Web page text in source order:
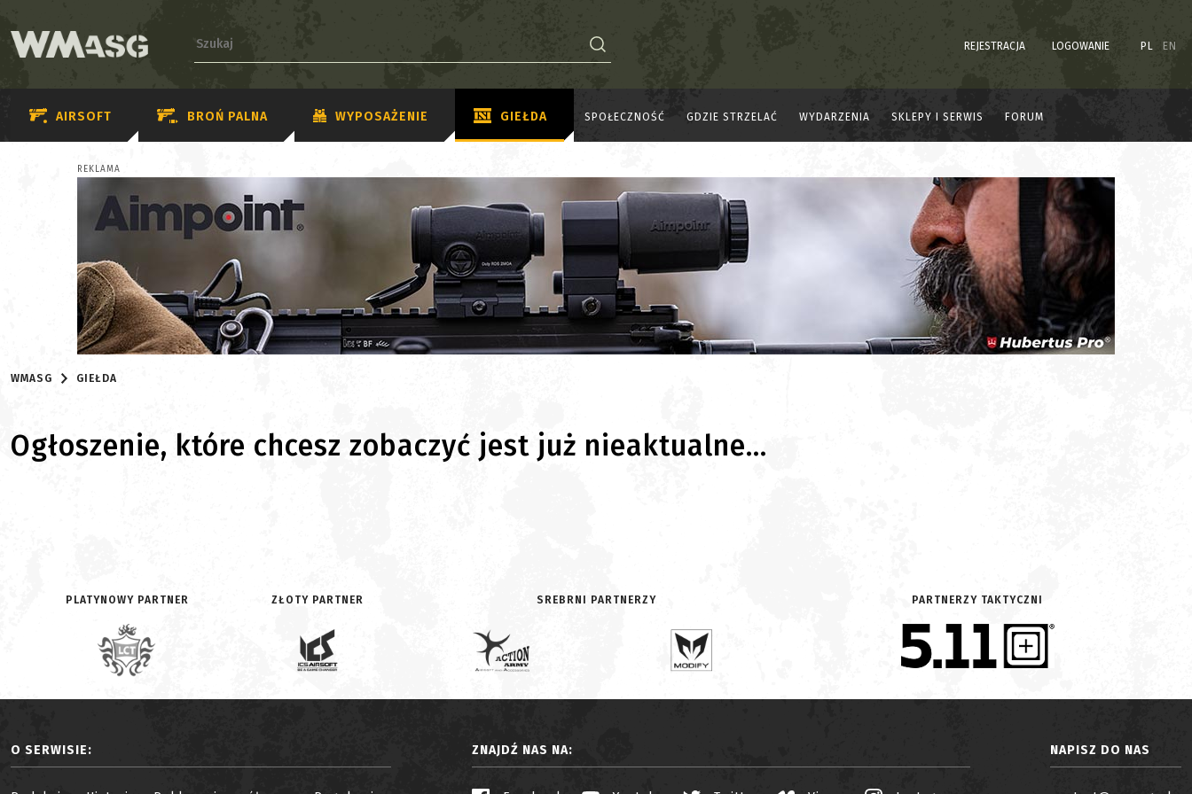
REJESTRACJA LOGOWANIE PL EN
AIRSOFT BROŃ PALNA WYPOSAŻENIE GIEŁDA SPOŁECZNOŚĆ GDZIE STRZELAĆ WYDARZENIA SKLEPY I SERWIS FORUM
REKLAMA
WMASG GIEŁDA
Ogłoszenie, które chcesz zobaczyć jest już nieaktualne...
PLATYNOWY PARTNER ZŁOTY PARTNER SREBRNI PARTNERZY PARTNERZY TAKTYCZNI
O SERWISIE: ZNAJDŹ NAS NA: NAPISZ DO NAS